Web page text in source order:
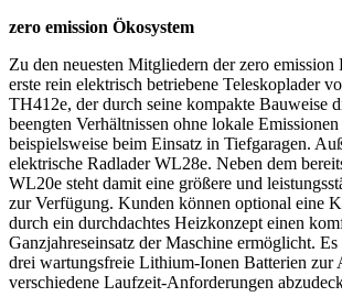
zero emission Ökosystem
Zu den neuesten Mitgliedern der zero emission
erste rein elektrisch betriebene Teleskoplader
TH412e, der durch seine kompakte Bauweise
beengten Verhältnissen ohne lokale
beispielsweise beim Einsatz in Tiefgaragen.
elektrische Radlader WL28e. Neben dem
WL20e steht damit eine größere und
zur Verfügung. Kunden können optional eine
durch ein durchdachtes Heizkonzept einen
Ganzjahreseinsatz der Maschine ermöglicht. Es
drei wartungsfreie Lithium-Ionen Batterien zur
verschiedene Laufzeit-Anforderungen